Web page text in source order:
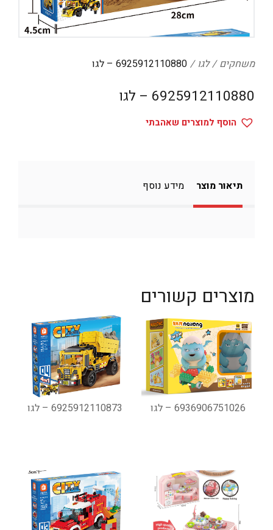
הום אקססוריז
הלבשה תחתונה
טקסטיל לבית
מטבח
משחקים לגו 6925912110880 – לגו
6925912110880 – לגו
הוסף למוצרים שאהבתי
תיאור מוצר מידע נוסף
מוצרים קשורים
6936906751026 – לגו 6925912110873 – לגו